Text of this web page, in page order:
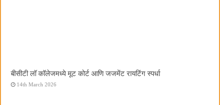
बीसीटी लॉ कॉलेजमध्ये मूट कोर्ट आणि जजमेंट रायटिंग स्पर्धा
14th March 2026